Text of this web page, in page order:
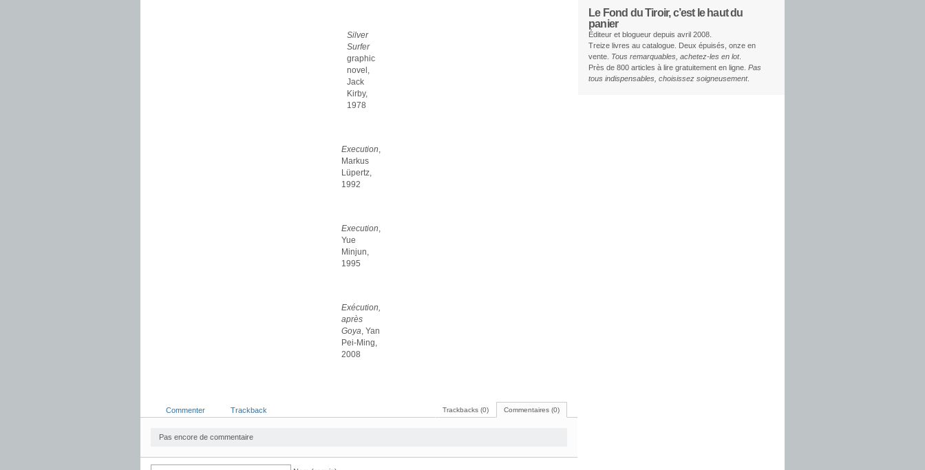
Silver
Surfer
graphic
novel,
Jack
Kirby,
1978
Execution,
Markus
Lüpertz,
1992
Execution,
Yue
Minjun,
1995
Exécution,
après
Goya, Yan
Pei-Ming,
2008
Commentaires (0)
Trackbacks (0)
Commenter Trackback
Pas encore de commentaire
Le Fond du Tiroir, c’est le haut du
panier
Éditeur et blogueur depuis avril 2008.
Treize livres au catalogue. Deux épuisés, onze en
vente. Tous remarquables, achetez-les en lot.
Près de 800 articles à lire gratuitement en ligne. Pas
tous indispensables, choisissez soigneusement.